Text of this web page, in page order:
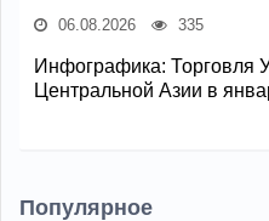
06.08.2026 335
Инфографика: Торговля
Центральной Азии в
Популярное